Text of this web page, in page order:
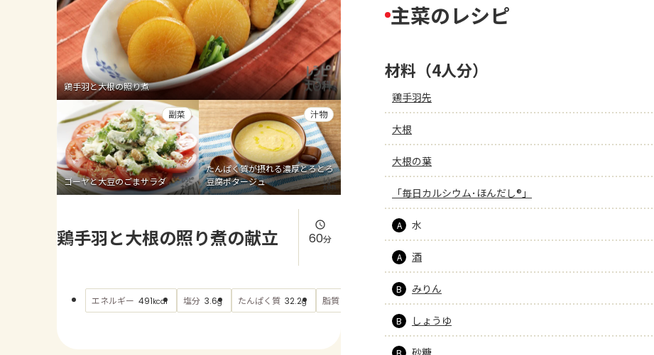
鶏手羽と大根の照り煮
ゴーヤと大豆のごまサラダ
副菜
たんぱく質が摂れる濃厚とろとろ
豆腐ポタージュ
汁物
鶏手羽と大根の照り煮の献立 60分
エネルギー 491kcal 塩分 3.6g たんぱく質 32.2g 脂質 もっと見る
主菜のレシピ
材料（4人分）
鶏手羽先
大根
大根の葉
「毎日カルシウム･ほんだし®」
A 水
A 酒
B みりん
B しょうゆ
B 砂糖